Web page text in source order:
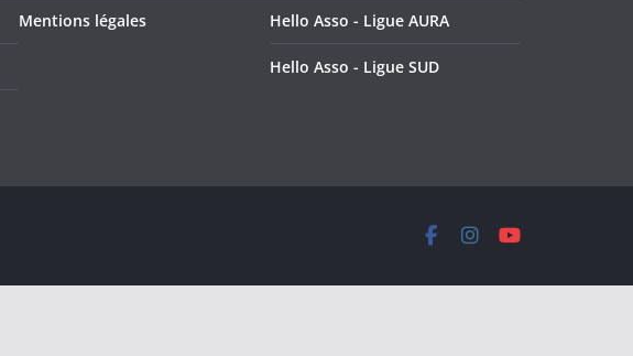
Mentions légales Hello Asso - Ligue AURA
Hello Asso - Ligue SUD